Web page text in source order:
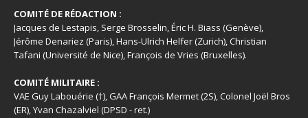
COMITÉ DE RÉDACTION :
Jacques de Lestapis, Serge Brosselin, Éric H. Biass (Genève),
Jérôme Denariez (Paris), Hans-Ulrich Helfer (Zurich), Christian
Tafani (Université de Nice), François de Vries (Bruxelles).
COMITÉ MILITAIRE :
VAE Guy Labouérie (†), GAA François Mermet (2S), Colonel Joël Bros
(ER), Yvan Chazalviel (DPSD - ret.)